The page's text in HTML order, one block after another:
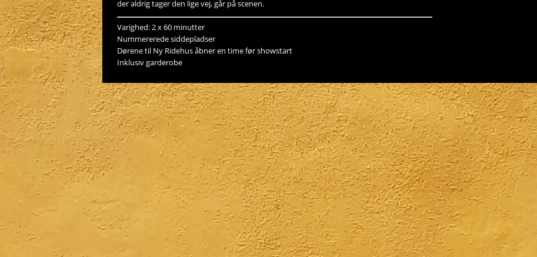
der aldrig tager den lige vej, går på scenen.
Varighed: 2 x 60 minutter
Nummererede siddepladser
Dørene til Ny Ridehus åbner en time før showstart
Inklusiv garderobe